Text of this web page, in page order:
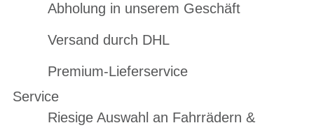
Abholung in unserem Geschäft
Versand durch DHL
Premium-Lieferservice
Service
Riesige Auswahl an Fahrrädern &